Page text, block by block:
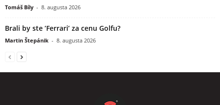
Tomáš Bíly - 8. augusta 2026
Brali by ste ’Ferrari’ za cenu Golfu?
Martin Štepánik - 8. augusta 2026